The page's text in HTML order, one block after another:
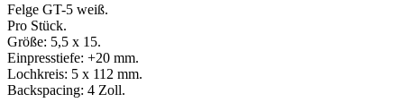
Felge GT-5 weiß.
Pro Stück.
Größe: 5,5 x 15.
Einpresstiefe: +20 mm.
Lochkreis: 5 x 112 mm.
Backspacing: 4 Zoll.